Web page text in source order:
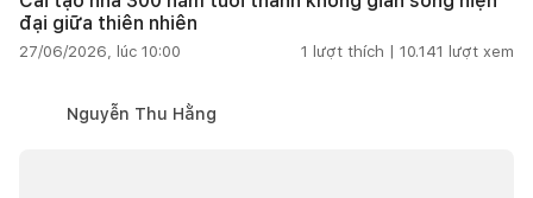
đại giữa thiên nhiên
27/06/2026, lúc 10:00 1 lượt thích | 10.141 lượt xem
Nguyễn Thu Hằng